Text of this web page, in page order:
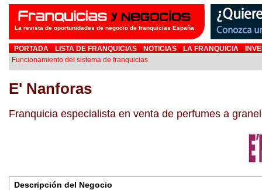
La revista de oportunidades de negocio de franquicias España
PORTADA LISTA DE FRANQUICIAS NOTICIAS LA FRANQUICIA
Funcionamiento del sistema de franquicias
E' Nanforas
Franquicia especialista en venta de perfumes a
Descripción del Negocio